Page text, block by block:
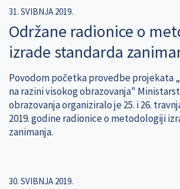
31. SVIBNJA 2019.
Održane radionice o
izrade standarda
Povodom početka provedbe projekata
na razini visokog obrazovanja"
obrazovanja organiziralo je 25. i 26.
2019. godine radionice o metodologiji
zanimanja.
30. SVIBNJA 2019.